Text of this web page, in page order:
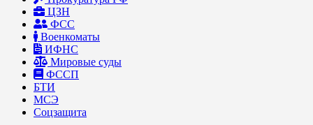
ЦЗН
ФСС
Военкоматы
ИФНС
Мировые суды
ФССП
БТИ
МСЭ
Соцзащита